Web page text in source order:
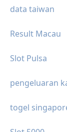
data taiwan
Result Macau
Slot Pulsa
pengeluaran
togel